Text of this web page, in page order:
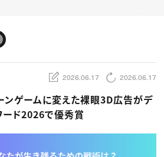
ー
らのお知らせ
2026.06.17 2026.06.17
ゲームに変えた裸眼3D広告がデ
ド2026で優秀賞